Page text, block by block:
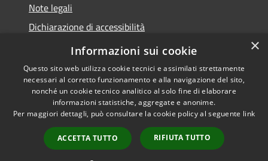
Note legali
Dichiarazione di accessibilità
Piano di miglioramento del sito
Accessibilità
Copyright © 2026 • Comune di
Dalmine • Powered by
Municipium•
Accesso
redazione
×
Informazioni sui cookie
Questo sito web utilizza cookie tecnici e assimilati strettamente
necessari al corretto funzionamento e alla navigazione del sito,
nonché un cookie tecnico analitico al solo fine di elaborare
informazioni statistiche, aggregate e anonime.
Per maggiori dettagli, può consultare la cookie policy al seguente link
ACCETTA TUTTO RIFIUTA TUTTO